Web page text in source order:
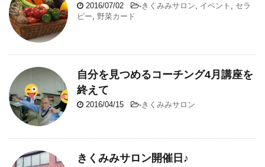
2016/07/02 -きくみみサロン イベント
セラ
ピー
野菜カード
自分を見つめるコーチング4月講座を
終えて
2016/04/15 -きくみみサロン
きくみみサロン開催日♪